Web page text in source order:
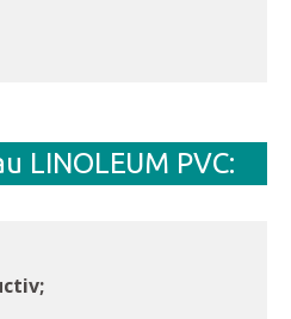
LINOLEUM PVC: